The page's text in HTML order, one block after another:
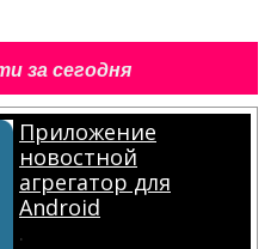
за сегодня
Приложение
новостной
агрегатор для
Android
.